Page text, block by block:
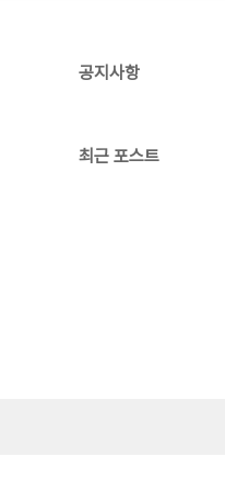
공지사항
최근 포스트